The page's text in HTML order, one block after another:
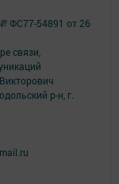
ФС77-54891 от 26
связи,
р-н, г.